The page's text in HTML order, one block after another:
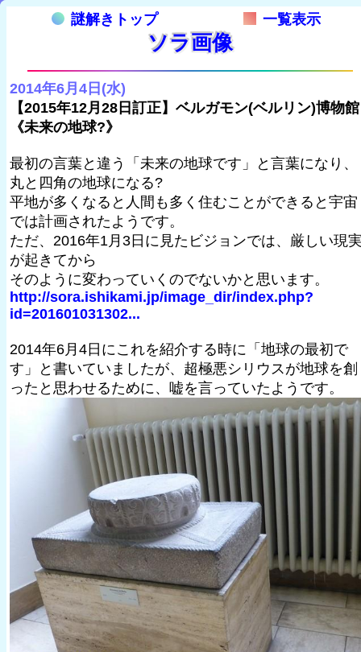
謎解きトップ 一覧表示
ソラ画像
2014年6月4日(水)
【2015年12月28日訂正】ベルガモン(ベルリン)博物館
《未来の地球?》
最初の言葉と違う「未来の地球です」と言葉になり、
丸と四角の地球になる?
平地が多くなると人間も多く住むことができると宇宙
では計画されたようです。
ただ、2016年1月3日に見たビジョンでは、厳しい現
が起きてから
そのように変わっていくのでないかと思います。
http://sora.ishikami.jp/image_dir/index.php?
id=201601031302...
2014年6月4日にこれを紹介する時に「地球の最初で
す」と書いていましたが、超極悪シリウスが地球を創
ったと思わせるために、嘘を言っていたようです。